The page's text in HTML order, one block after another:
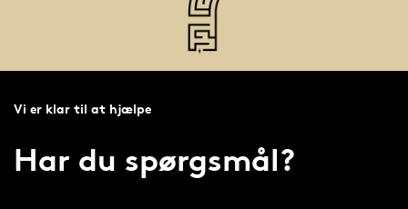
Vi er klar til at hjælpe
Har du spørgsmål?